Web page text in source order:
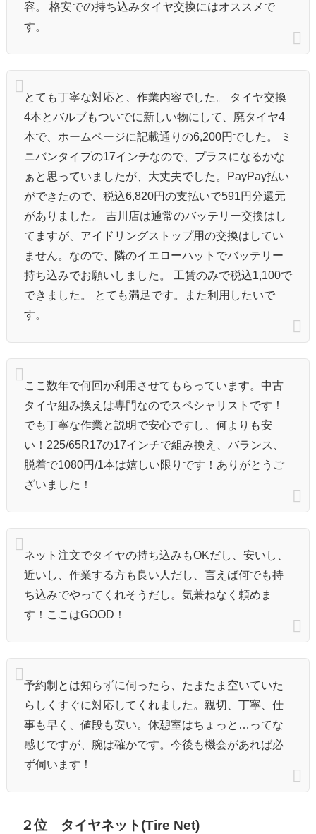
容。 格安での持ち込みタイヤ交換にはオススメで
す。
とても丁寧な対応と、作業内容でした。 タイヤ交換
4本とバルブもついでに新しい物にして、廃タイヤ4
本で、ホームページに記載通りの6,200円でした。 ミ
ニバンタイプの17インチなので、プラスになるかな
ぁと思っていましたが、大丈夫でした。PayPay払い
ができたので、税込6,820円の支払いで591円分還元
がありました。 吉川店は通常のバッテリー交換はし
てますが、アイドリングストップ用の交換はしてい
ません。なので、隣のイエローハットでバッテリー
持ち込みでお願いしました。 工賃のみで税込1,100で
できました。 とても満足です。また利用したいで
す。
ここ数年で何回か利用させてもらっています。中古
タイヤ組み換えは専門なのでスペシャリストです！
でも丁寧な作業と説明で安心ですし、何よりも安
い！225/65R17の17インチで組み換え、バランス、
脱着で1080円/1本は嬉しい限りです！ありがとうご
ざいました！
ネット注文でタイヤの持ち込みもOKだし、安いし、
近いし、作業する方も良い人だし、言えば何でも持
ち込みでやってくれそうだし。気兼ねなく頼めま
す！ここはGOOD！
予約制とは知らずに伺ったら、たまたま空いていた
らしくすぐに対応してくれました。親切、丁寧、仕
事も早く、値段も安い。休憩室はちょっと…ってな
感じですが、腕は確かです。今後も機会があれば必
ず伺います！
２位 タイヤネット(Tire Net)